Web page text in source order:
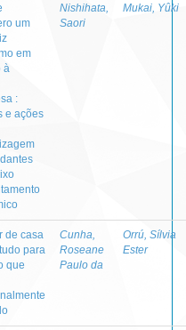
um
em
à
:
e ações
Nishihata,
Saori
Mukai, Yûki
de casa
para
que
Cunha,
Roseane
Paulo da
Orrú, Sílvia
Ester